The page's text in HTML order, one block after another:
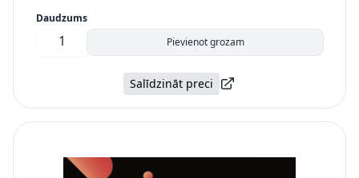
Daudzums
Pievienot grozam
Salīdzināt preci